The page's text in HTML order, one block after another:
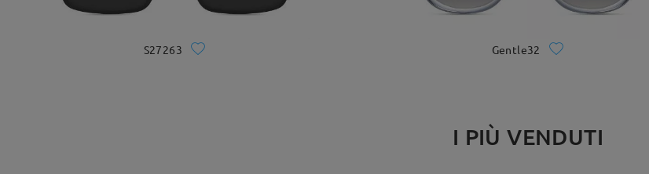
S27263 Gentle32
I PIÙ VENDUTI